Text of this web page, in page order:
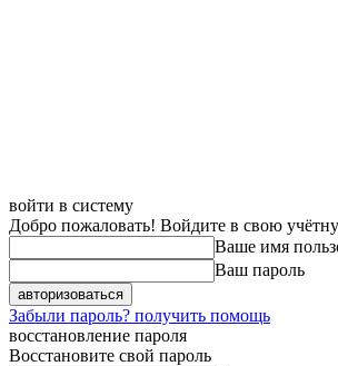
войти в систему
Добро пожаловать! Войдите в свою
Ваше имя
Ваш пароль
Забыли пароль? получить помощь
восстановление пароля
Восстановите свой пароль